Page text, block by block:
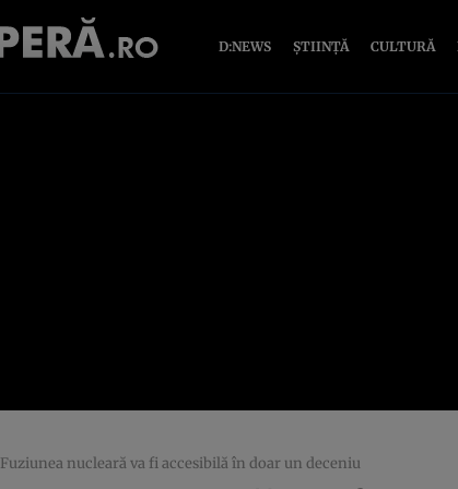
D:NEWS ȘTIINȚĂ CULTURĂ
Fuziunea nucleară va fi accesibilă în doar un deceniu